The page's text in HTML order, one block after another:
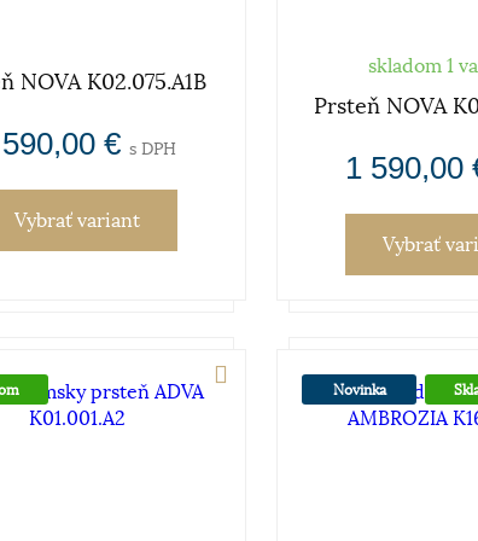
NOVA K02.075.A1B
€s DPH
Vybrať variant
skladom 1
Prsteň NOVA
1
Vybrať
Novinka